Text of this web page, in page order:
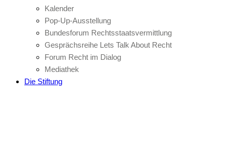
Kalender
Pop-Up-Ausstellung
Bundesforum Rechtsstaatsvermittlung
Gesprächsreihe Lets Talk About Recht
Forum Recht im Dialog
Mediathek
Die Stiftung